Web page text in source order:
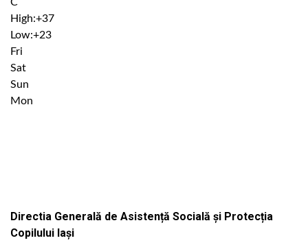
High:+37
Low:+23
Fri
Sat
Sun
Mon
Directia Generală de Asistență Socială și Protecția
Copilului Iași